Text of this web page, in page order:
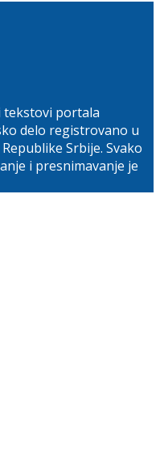
tekstovi portala
delo registrovano u
Srbije. Svako
i presnimavanje je